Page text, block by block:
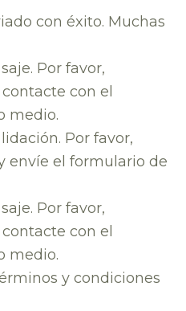
con éxito. Muchas
Por favor,
con el
medio.
Por favor,
envíe el formulario de
Por favor,
con el
medio.
y condiciones